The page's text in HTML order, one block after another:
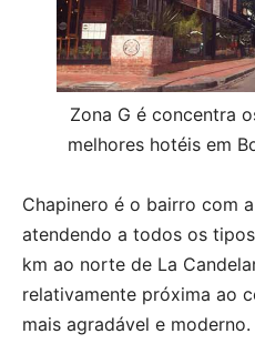
Zona G é concentra
melhores hotéis em
Chapinero é o bairro com
atendendo a todos os
km ao norte de La
relativamente próxima ao
mais agradável e moderno.